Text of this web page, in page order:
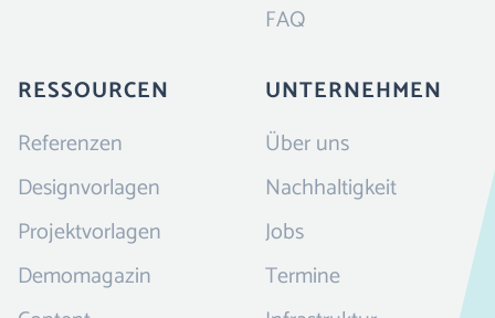
FAQ
RESSOURCEN
Referenzen
Designvorlagen
Projektvorlagen
Demomagazin
UNTERNEHMEN
Über uns
Nachhaltigkeit
Jobs
Termine